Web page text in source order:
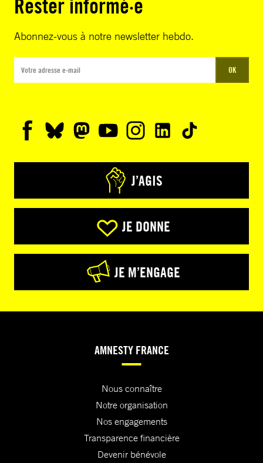
Rester informé·e
Abonnez-vous à notre newsletter hebdo.
OK
J’AGIS
JE DONNE
JE M’ENGAGE
AMNESTY FRANCE
Nous connaître
Notre organisation
Nos engagements
Transparence financière
Devenir bénévole